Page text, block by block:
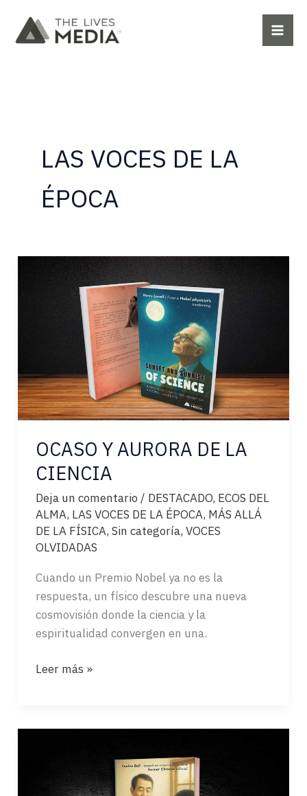
contenido
LAS VOCES DE LA
ÉPOCA
OCASO Y AURORA DE LA
CIENCIA
Deja un comentario / DESTACADO, ECOS DEL
ALMA, LAS VOCES DE LA ÉPOCA, MÁS ALLÁ
DE LA FÍSICA, Sin categoría, VOCES
OLVIDADAS
Cuando un Premio Nobel ya no es la
respuesta, un físico descubre una nueva
cosmovisión donde la ciencia y la
espiritualidad convergen en una.
OCASO
Leer más »